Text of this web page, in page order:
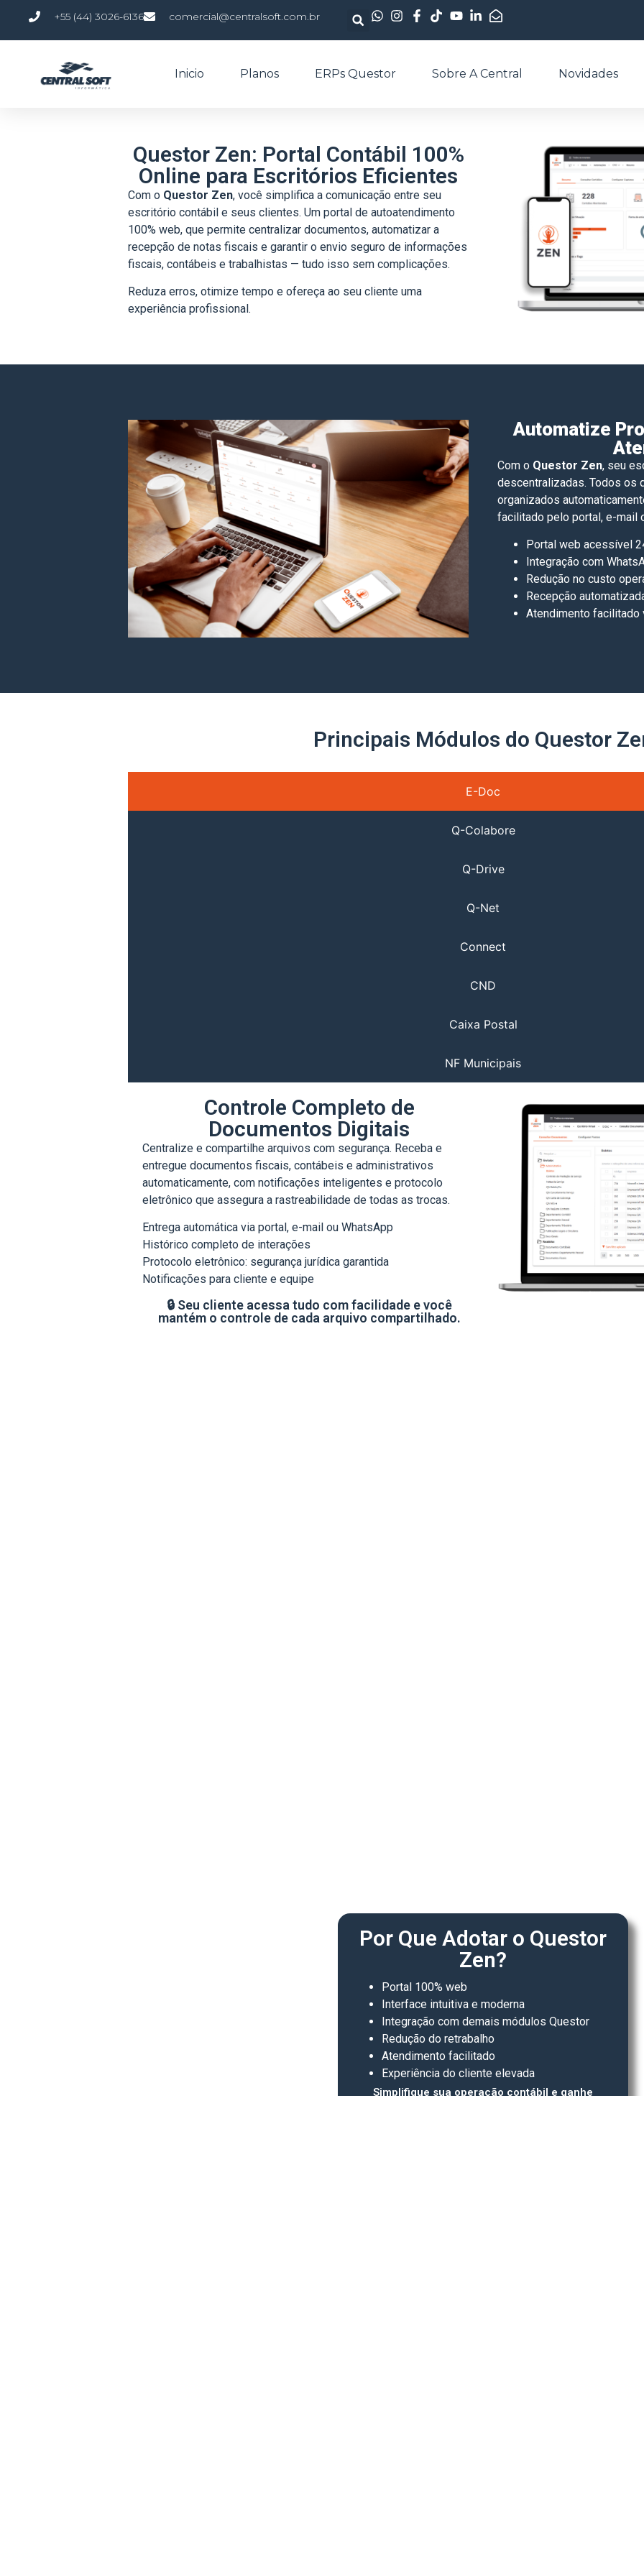
+55 (44) 3026-6136 comercial@centralsoft.com.br
Inicio Planos ERPs Questor Sobre A Central Novidades
Questor Zen: Portal Contábil 100%
Online para Escritórios Eficientes
Com o Questor Zen, você simplifica a comunicação entre seu
escritório contábil e seus clientes. Um portal de autoatendimento
100% web, que permite centralizar documentos, automatizar a
recepção de notas fiscais e garantir o envio seguro de informações
fiscais, contábeis e trabalhistas — tudo isso sem complicações.
Reduza erros, otimize tempo e ofereça ao seu cliente uma
experiência profissional.
Automatize
Com o Questor Zen, seu
descentralizadas. Todos os
organizados
facilitado pelo portal, e-mail
Portal web acessível
Integração com
Redução no custo
Recepção
Atendimento facilitado
Principais Módulos do Questor
E-Doc
Q-Colabore
Q-Drive
Q-Net
Connect
CND
Caixa Postal
NF Municipais
Controle Completo de
Documentos Digitais
Centralize e compartilhe arquivos com segurança. Receba e
entregue documentos fiscais, contábeis e administrativos
automaticamente, com notificações inteligentes e protocolo
eletrônico que assegura a rastreabilidade de todas as trocas.
Entrega automática via portal, e-mail ou WhatsApp
Histórico completo de interações
Protocolo eletrônico: segurança jurídica garantida
Notificações para cliente e equipe
🔒 Seu cliente acessa tudo com facilidade e você
mantém o controle de cada arquivo compartilhado.
Por Que Adotar o Questor
Zen?
Portal 100% web
Interface intuitiva e moderna
Integração com demais módulos Questor
Redução do retrabalho
Atendimento facilitado
Experiência do cliente elevada
Simplifique sua operação contábil e ganhe